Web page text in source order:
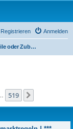
Anmelden
Registrieren
Suche Teile oder Zubehör
519